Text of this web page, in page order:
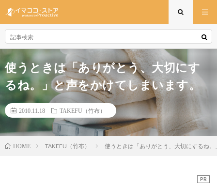
使うときは「ありがとう、大切にす
るね。」と声をかけてしまいます。
2010.11.18 TAKEFU（竹布）
HOME TAKEFU（竹布） 使うときは「ありがとう、大切にするね
PR